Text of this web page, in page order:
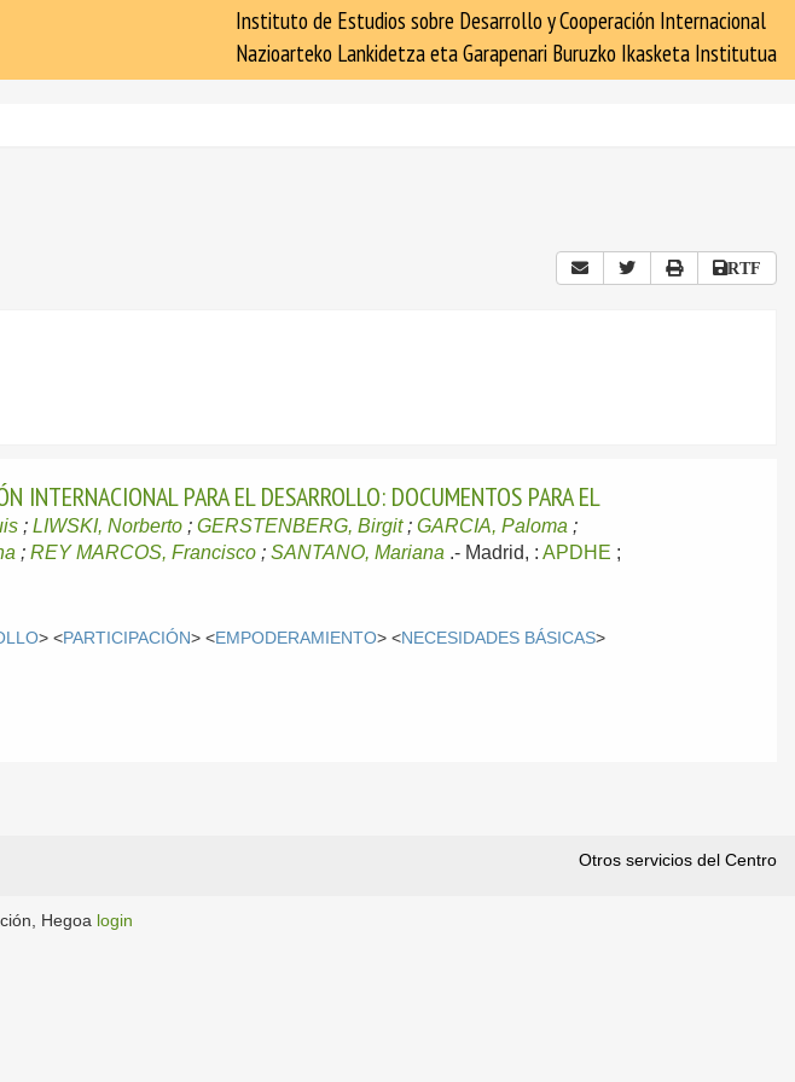
Instituto de Estudios sobre Desarrollo y Cooperación Internacional
Nazioarteko Lankidetza eta Garapenari Buruzko Ikasketa Institutua
RTF
INTERNACIONAL PARA EL DESARROLLO: DOCUMENTOS PARA EL
;LIWSKI, Norberto ;GERSTENBERG, Birgit;GARCIA, Paloma ;
;REY MARCOS, Francisco ;SANTANO, Mariana .- Madrid, :APDHE ;
> <PARTICIPACIÓN> <EMPODERAMIENTO> <NECESIDADES BÁSICAS>
Otros servicios del Centro
Hegoa login